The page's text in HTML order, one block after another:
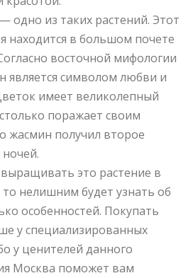
из таких растений. Этот
находится в большом почете
восточной мифологии
является символом любви и
имеет великолепный
поражает своим
жасмин получил второе
это растение в
нелишним будет узнать об
особенностей. Покупать
у специализированных
у ценителей данного
Москва поможет вам